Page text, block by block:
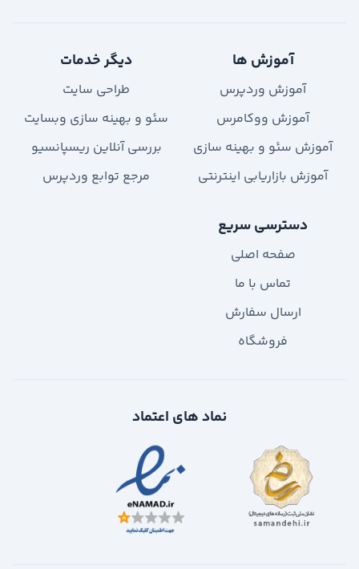
آموزش ها
آموزش وردپرس
آموزش ووکامرس
آموزش سئو و بهینه سازی
آموزش بازاریابی اینترنتی
دیگر خدمات
طراحی سایت
سئو و بهینه سازی وبسایت
بررسی آنلاین ریسپانسیو
مرجع توابع وردپرس
دسترسی سریع
صفحه اصلی
تماس با ما
ارسال سفارش
فروشگاه
نماد های اعتماد